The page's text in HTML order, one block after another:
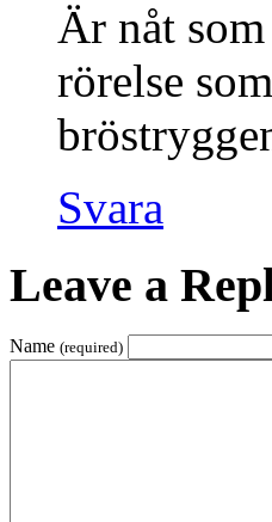
Är nåt
rörelse
Svara
Leave a
Name (required)